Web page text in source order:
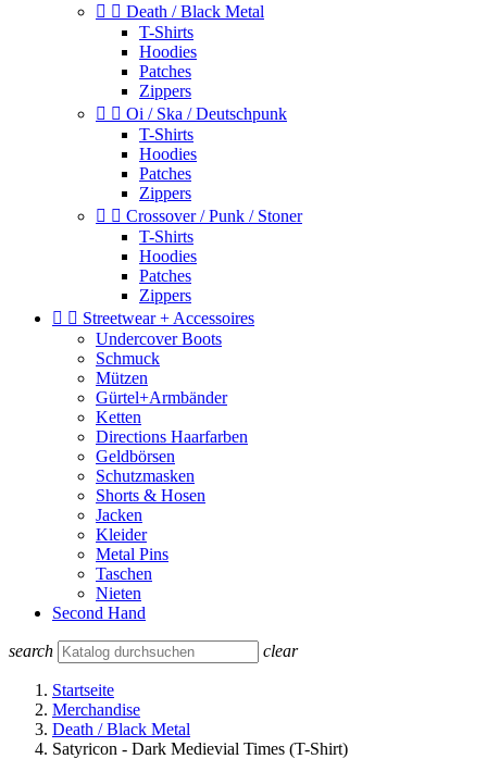
  Death / Black Metal
T-Shirts
Hoodies
Patches
Zippers
  Oi / Ska / Deutschpunk
T-Shirts
Hoodies
Patches
Zippers
  Crossover / Punk / Stoner
T-Shirts
Hoodies
Patches
Zippers
  Streetwear + Accessoires
Undercover Boots
Schmuck
Mützen
Gürtel+Armbänder
Ketten
Directions Haarfarben
Geldbörsen
Schutzmasken
Shorts & Hosen
Jacken
Kleider
Metal Pins
Taschen
Nieten
Second Hand
search clear
Startseite
Merchandise
Death / Black Metal
Satyricon - Dark Medievial Times (T-Shirt)